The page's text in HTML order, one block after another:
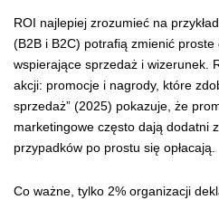
ROI najlepiej zrozumieć na
(B2B i B2C) potrafią zmienić
wspierające sprzedaż i wizerunek.
akcji: promocje i nagrody, które
sprzedaż” (2025) pokazuje, że
marketingowe często dają dodatni
przypadków po prostu się opłacają.
Co ważne, tylko 2% organizacji